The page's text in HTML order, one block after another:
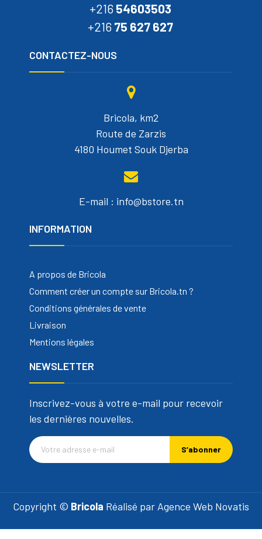
+216 54603503
+216 75 627 627
CONTACTEZ-NOUS
Bricola, km2
Route de Zarzis
4180 Houmet Souk Djerba
E-mail : info@bstore.tn
INFORMATION
A propos de Bricola
Comment créer un compte sur Bricola.tn ?
Conditions générales de vente
Livraison
Mentions légales
NEWSLETTER
Inscrivez-vous à votre e-mail pour recevoir
les dernières nouvelles.
S’abonner
Copyright © Bricola Réalisé par Agence Web Novatis